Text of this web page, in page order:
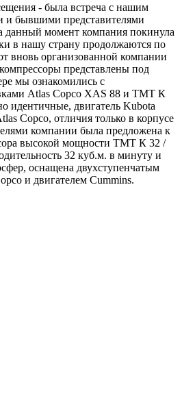
- была встреча с нашим
и бывшими представителями
данный момент компания покинула
в нашу страну продолжаются по
вновь организованной компании
представлены под
мы ознакомились с
Atlas Copco XAS 88 и ТМТ К
идентичные, двигатель Kubota
Copco, отличия только в корпусе
компании была предложена к
высокой мощности ТМТ К 32 /
32 куб.м. в минуту и
оснащена двухступенчатым
и двигателем Cummins.